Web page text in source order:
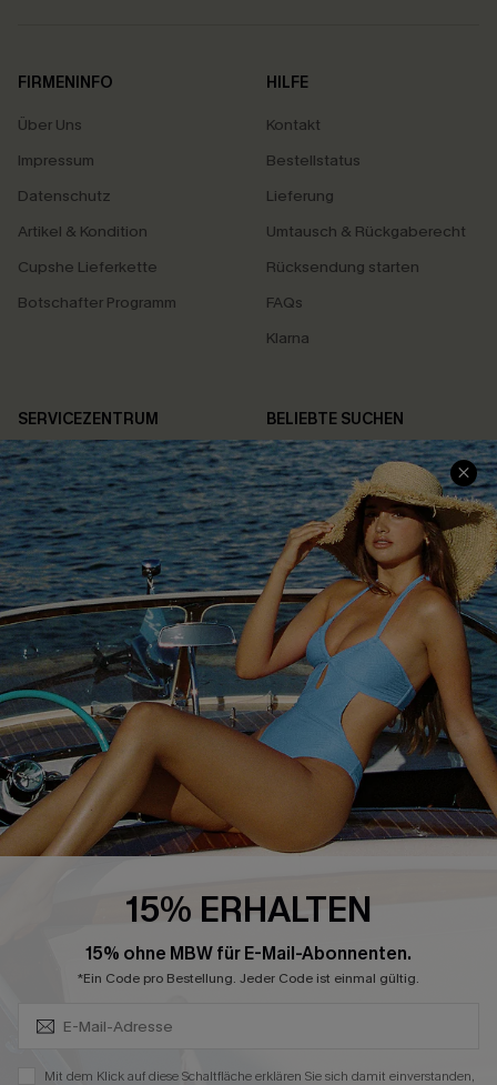
FIRMENINFO
Über Uns
Impressum
Datenschutz
Artikel & Kondition
Cupshe Lieferkette
Botschafter Programm
HILFE
Kontakt
Bestellstatus
Lieferung
Umtausch & Rückgaberecht
Rücksendung starten
FAQs
Klarna
SERVICEZENTRUM
Größenguide
Geschenkkarte
Treueprogramm
Affiliate Programm
BELIEBTE SUCHEN
Bauchweg
High-Waist
Sommerkleider
Blau-Weiß
4.4
CUPSHE-APP HERUNTERLADEN
FOLGEN SIE UNS AUF
Datenschutz
15% ERHALTEN
15% ohne MBW für E-Mail-Abonnenten.
*Ein Code pro Bestellung. Jeder Code ist einmal gültig.
Mit dem Klick auf diese Schaltfläche erklären Sie sich damit einverstanden,Abonnieren & Code Sichern